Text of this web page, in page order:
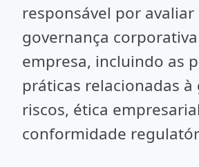
responsável por avaliar
governança
empresa, incluindo as
práticas relacionadas à
riscos, ética
conformidade